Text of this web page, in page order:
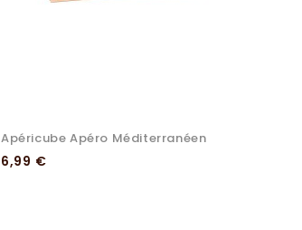
Apéricube Apéro Méditerranéen
Preço
6,99 €